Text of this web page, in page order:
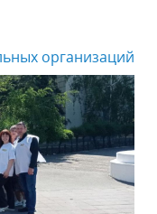
организаций